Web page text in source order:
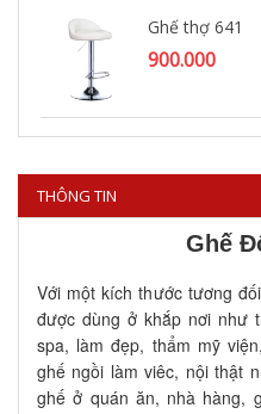
Ghế thợ 641
900.000
900.000
THÔNG TIN
Ghế
Với một kích thước tương
được dùng ở khắp nơi như
spa, làm đẹp, thẩm mỹ
ghế ngồi làm viêc, nội thật
ghế ở quán ăn, nhà hàng,